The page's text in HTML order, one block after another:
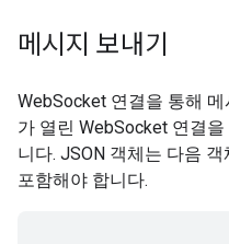
메시지 보내기
WebSocket 연결을 통해
가 열린 WebSocket 연결
니다. JSON 객체는 다음
포함해야 합니다.